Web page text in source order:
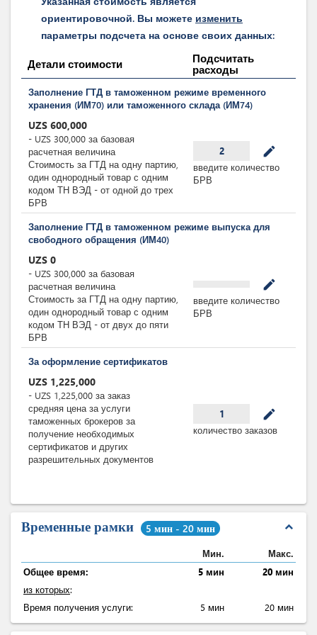
ориентировочной. Вы можете изменить
параметры подсчета на основе своих данных:
Детали стоимости
Подсчитать
расходы
Заполнение ГТД в таможенном режиме временного
хранения (ИМ70) или таможенного склада (ИМ74)
UZS 600,000
- UZS 300,000 за базовая
расчетная величина
Стоимость за ГТД на одну партию,
один однородный товар с одним
кодом ТН ВЭД - от одной до трех
БРВ
2 mode_edit
введите количество
БРВ
Заполнение ГТД в таможенном режиме выпуска для
свободного обращения (ИМ40)
UZS 0
- UZS 300,000 за базовая
расчетная величина
Стоимость за ГТД на одну партию,
один однородный товар с одним
кодом ТН ВЭД - от двух до пяти
БРВ
mode_edit
введите количество
БРВ
За оформление сертификатов
UZS 1,225,000
- UZS 1,225,000 за заказ
средняя цена за услуги
таможенных брокеров за
получение необходимых
сертификатов и других
разрешительных документов
1 mode_edit
количество заказов
Временные рамки 5 мин - 20 мин expand_less
Мин.
Макс.
Общее время:
5 мин
20 мин
из которых:
Время получения услуги:
5 мин 20 мин